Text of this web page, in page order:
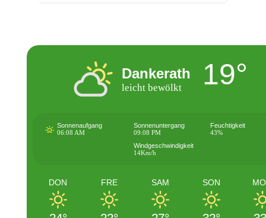
Dankerath
leicht bewölkt 19°
Sonnenaufgang
06:08 AM
Sonnenuntergang
09:08 PM
Feuchtigkeit
43%
Windgeschwindigkeit
14Km/h
DON FRE SAM SON